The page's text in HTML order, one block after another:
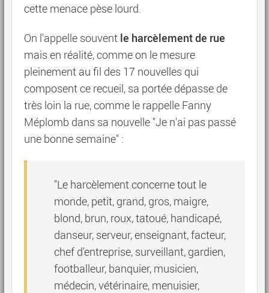
cette menace pèse lourd.
On l'appelle souvent le harcèlement de rue
mais en réalité, comme on le mesure
pleinement au fil des 17 nouvelles qui
composent ce recueil, sa portée dépasse de
très loin la rue, comme le rappelle Fanny
Méplomb dans sa nouvelle "Je n'ai pas passé
une bonne semaine" :
"Le harcèlement concerne tout le
monde, petit, grand, gros, maigre,
blond, brun, roux, tatoué, handicapé,
danseur, serveur, enseignant, facteur,
chef d'entreprise, surveillant, gardien,
footballeur, banquier, musicien,
médecin, vétérinaire, menuisier,